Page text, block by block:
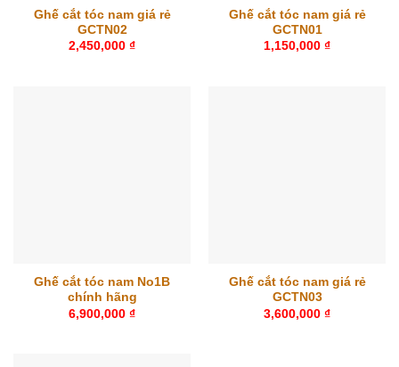
Ghế cắt tóc nam giá rẻ
GCTN02
2,450,000 ₫
Ghế cắt tóc nam giá rẻ
GCTN01
1,150,000 ₫
Ghế cắt tóc nam No1B
chính hãng
6,900,000 ₫
Ghế cắt tóc nam giá rẻ
GCTN03
3,600,000 ₫